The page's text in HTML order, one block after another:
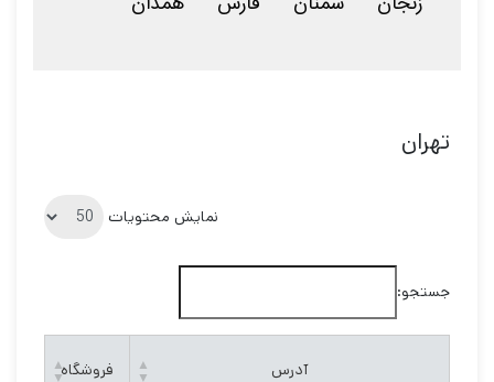
تهران
نمایش محتویات
جستجو:
آدرس فروشگاه